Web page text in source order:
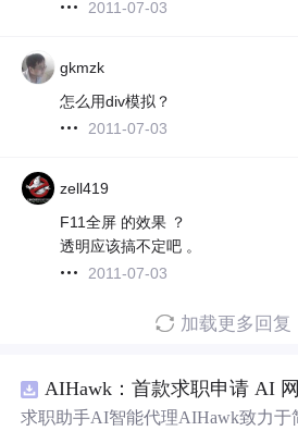
2011-07-03
gkmzk
怎么用div模拟？
2011-07-03
zell419
F11全屏 的效果 ？
透明应该搞不定吧 。
2011-07-03
加载更多回复
AIHawk：首款求职申请 AI
求职助手AI智能代理AIHawk致力于